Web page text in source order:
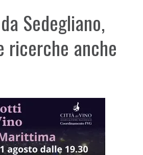
Sedegliano,
ricerche anche